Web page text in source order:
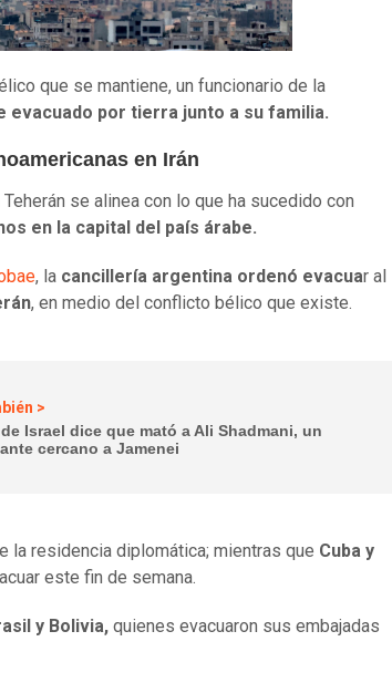
que se mantiene, un funcionario de la
evacuado por tierra junto a su familia.
en Irán
se alinea con lo que ha sucedido con
en la capital del país árabe.
, la cancillería argentina ordenó evacuar al
, en medio del conflicto bélico que existe.
>
Israel dice que mató a Ali Shadmani, un
cercano a Jamenei
la residencia diplomática; mientras que Cuba y
este fin de semana.
y Bolivia, quienes evacuaron sus embajadas